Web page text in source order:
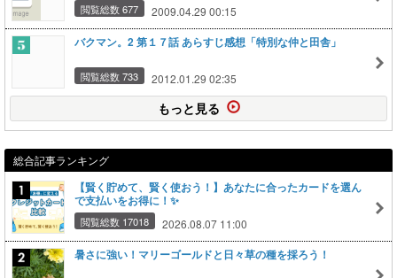
閲覧総数 677 2009.04.29 00:15
バクマン。2 第１７話 あらすじ感想「特別な仲と田舎」
閲覧総数 733 2012.01.29 02:35
もっと見る
総合記事ランキング
【賢く貯めて、賢く使おう！】あなたに合ったカードを選ん
で支払いをお得に！✨
閲覧総数 17018 2026.08.07 11:00
暑さに強い！マリーゴールドと日々草の種を採ろう！